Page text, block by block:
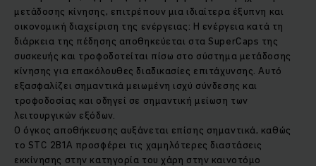
μετάδοσης κίνησης, επιτρέπουν μια ιδιαίτερα έξυπνη και
οικονομική διαχείριση της ενέργειας: Η ενέργεια κατά τη
διάρκεια της πέδησης αποθηκεύεται στα SuperCaps της
συσκευής και τροφοδοτείται πίσω στο σύστημα μετάδοσης
κίνησης για επακόλουθες διαδικασίες επιτάχυνσης. Αυτό
εξασφαλίζει σημαντικά μειωμένη ισχύ σύνδεσης και
τροφοδοσίας και οδηγεί σε σημαντική μείωση των
λειτουργικών εξόδων.
Ο όγκος αποθήκευσης αυξάνεται επίσης σημαντικά, καθώς
το STC 2B1A προσφέρει τις χαμηλότερες διαστάσεις
εκκίνησης στην κατηγορία του χάρη στην καινοτόμο